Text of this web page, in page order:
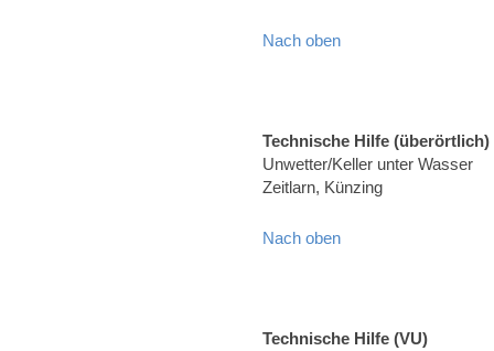
Nach oben
Technische Hilfe (überörtlich)
Unwetter/Keller unter Wasser
Zeitlarn, Künzing
Nach oben
Technische Hilfe (VU)